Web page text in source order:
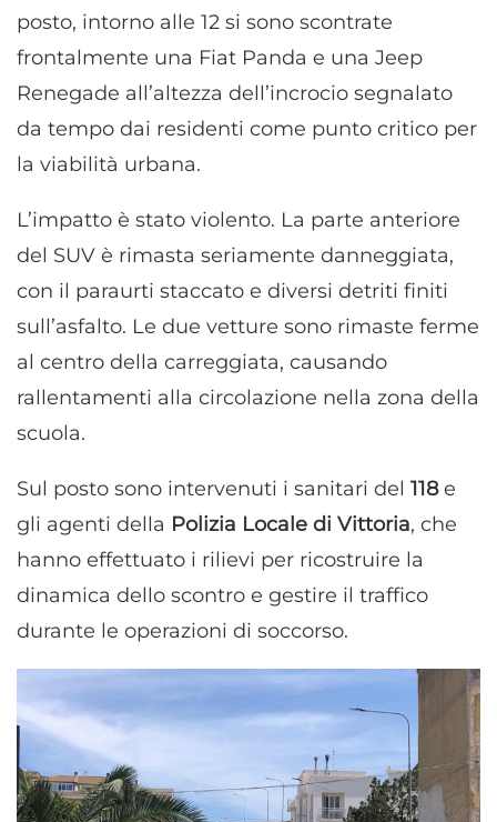
posto, intorno alle 12 si sono scontrate
frontalmente una Fiat Panda e una Jeep
Renegade all’altezza dell’incrocio segnalato
da tempo dai residenti come punto critico per
la viabilità urbana.
L’impatto è stato violento. La parte anteriore
del SUV è rimasta seriamente danneggiata,
con il paraurti staccato e diversi detriti finiti
sull’asfalto. Le due vetture sono rimaste ferme
al centro della carreggiata, causando
rallentamenti alla circolazione nella zona della
scuola.
Sul posto sono intervenuti i sanitari del 118e
gli agenti della Polizia Locale di Vittoria, che
hanno effettuato i rilievi per ricostruire la
dinamica dello scontro e gestire il traffico
durante le operazioni di soccorso.